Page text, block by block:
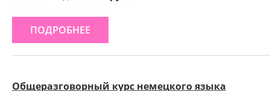
ПОДРОБНЕЕ
Общеразговорный курс немецкого языка